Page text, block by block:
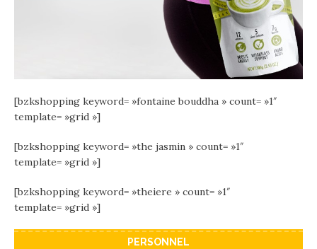
[bzkshopping keyword= »fontaine bouddha » count= »1″
template= »grid »]
[bzkshopping keyword= »the jasmin » count= »1″
template= »grid »]
[bzkshopping keyword= »theiere » count= »1″
template= »grid »]
PERSONNEL